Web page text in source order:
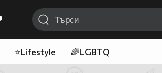
⭐Lifestyle 🌈LGBTQ